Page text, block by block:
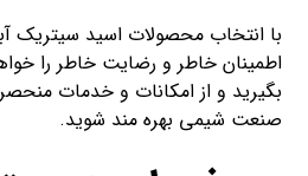
با انتخاب محصولات اسید سیتریک
اطمینان خاطر و رضایت خاطر را
بگیرید و از امکانات و خدمات
صنعت شیمی بهره مند شوید.